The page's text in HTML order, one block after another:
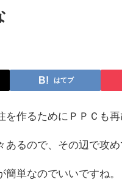
はてブ
作るためにＰＰＣも再
るので、その辺で攻め
単なのでいいですね。